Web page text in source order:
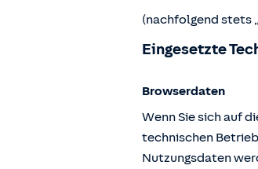
(nachfolgend stets
Eingesetzte
Browserdaten
Wenn Sie sich auf
technischen
Nutzungsdaten